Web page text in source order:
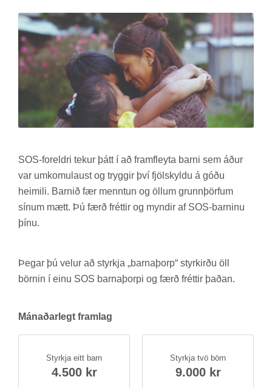
SOS-for­eldri tek­ur þátt í að fram­fleyta barni sem áður
var um­komu­laust og trygg­ir því fjöl­skyldu á góðu
heim­ili. Barn­ið fær mennt­un og öll­um grunn­þörf­um
sín­um mætt. Þú færð frétt­ir og mynd­ir af SOS-barn­inu
þínu.
Þeg­ar þú vel­ur að styrkja „barna­þorp“ styrk­irðu öll
börn­in í einu SOS barna­þorpi og færð frétt­ir það­an.
Mán­að­ar­legt fram­lag
Styrkja eitt barn
4.500 kr
Styrkja tvö börn
9.000 kr